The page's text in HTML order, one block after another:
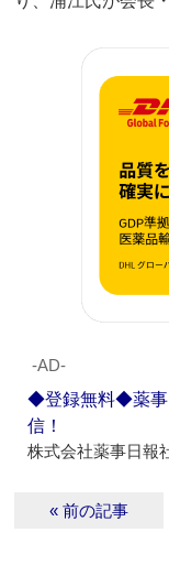
‐AD‐
◆登録無料◆薬事
信！
株式会社薬事日報
« 前の記事